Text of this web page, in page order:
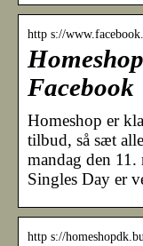
http s://
Facebook
Homeshop er
tilbud, så sæt
mandag den 11.
Singles Day er
http s://